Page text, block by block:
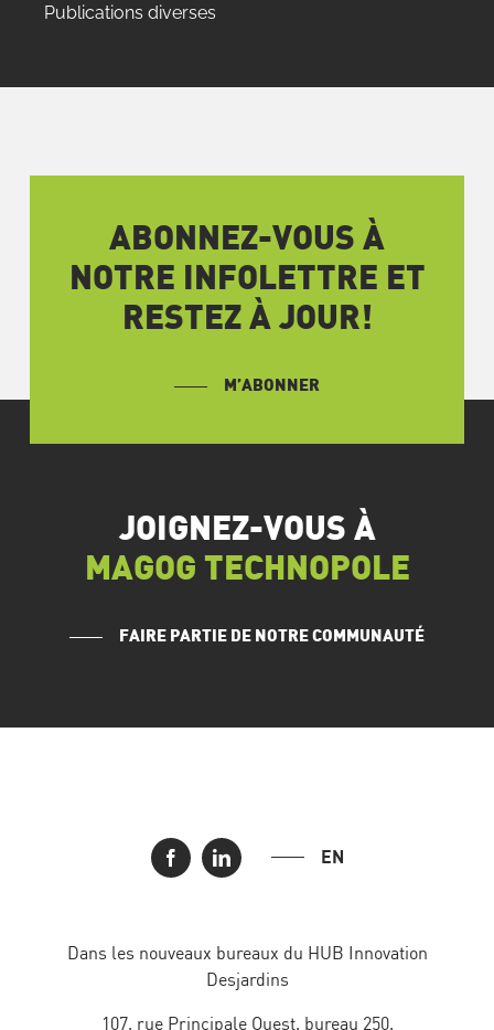
Publications diverses
ABONNEZ-VOUS À
NOTRE INFOLETTRE ET
RESTEZ À JOUR!
M’ABONNER
JOIGNEZ-VOUS À
MAGOG TECHNOPOLE
FAIRE PARTIE DE NOTRE COMMUNAUTÉ
EN
Dans les nouveaux bureaux du HUB Innovation
Desjardins
107, rue Principale Ouest, bureau 250,